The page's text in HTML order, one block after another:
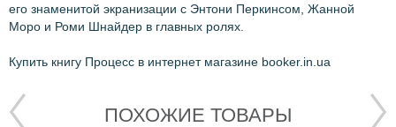
его знаменитой экранизации с Энтони Перкинсом, Жанной
Моро и Роми Шнайдер в главных ролях.
Купить книгу Процесс в интернет магазине booker.in.ua
ПОХОЖИЕ ТОВАРЫ